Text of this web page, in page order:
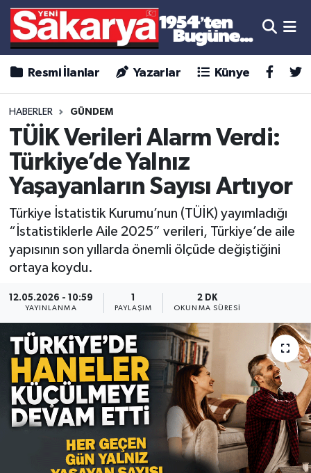
Resmi İlanlar Yazarlar Künye
HABERLER GÜNDEM
TÜİK Verileri Alarm Verdi:
Türkiye’de Yalnız
Yaşayanların Sayısı Artıyor
Türkiye İstatistik Kurumu’nun (TÜİK) yayımladığı
“İstatistiklerle Aile 2025” verileri, Türkiye’de aile
yapısının son yıllarda önemli ölçüde değiştiğini
ortaya koydu.
12.05.2026 - 10:59
YAYINLANMA PAYLAŞIM
2 DK
OKUNMA SÜRESI